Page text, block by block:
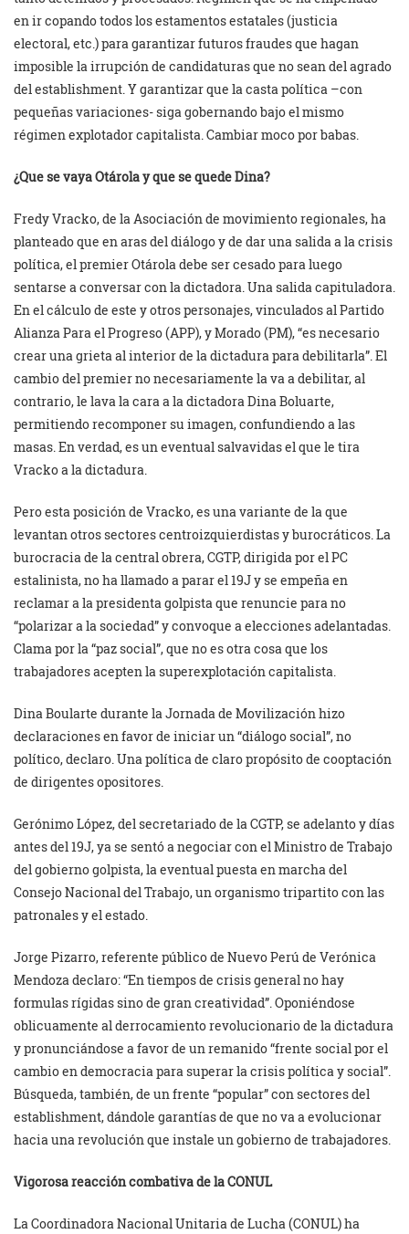
en ir copando todos los estamentos estatales (justicia
electoral, etc.) para garantizar futuros fraudes que hagan
imposible la irrupción de candidaturas que no sean del agrado
del establishment. Y garantizar que la casta política –con
pequeñas variaciones- siga gobernando bajo el mismo
régimen explotador capitalista. Cambiar moco por babas.
¿Que se vaya Otárola y que se quede Dina?
Fredy Vracko, de la Asociación de movimiento regionales, ha
planteado que en aras del diálogo y de dar una salida a la crisis
política, el premier Otárola debe ser cesado para luego
sentarse a conversar con la dictadora. Una salida capituladora.
En el cálculo de este y otros personajes, vinculados al Partido
Alianza Para el Progreso (APP), y Morado (PM), “es necesario
crear una grieta al interior de la dictadura para debilitarla”. El
cambio del premier no necesariamente la va a debilitar, al
contrario, le lava la cara a la dictadora Dina Boluarte,
permitiendo recomponer su imagen, confundiendo a las
masas. En verdad, es un eventual salvavidas el que le tira
Vracko a la dictadura.
Pero esta posición de Vracko, es una variante de la que
levantan otros sectores centroizquierdistas y burocráticos. La
burocracia de la central obrera, CGTP, dirigida por el PC
estalinista, no ha llamado a parar el 19J y se empeña en
reclamar a la presidenta golpista que renuncie para no
“polarizar a la sociedad” y convoque a elecciones adelantadas.
Clama por la “paz social”, que no es otra cosa que los
trabajadores acepten la superexplotación capitalista.
Dina Boularte durante la Jornada de Movilización hizo
declaraciones en favor de iniciar un “diálogo social”, no
político, declaro. Una política de claro propósito de cooptación
de dirigentes opositores.
Gerónimo López, del secretariado de la CGTP, se adelanto y días
antes del 19J, ya se sentó a negociar con el Ministro de Trabajo
del gobierno golpista, la eventual puesta en marcha del
Consejo Nacional del Trabajo, un organismo tripartito con las
patronales y el estado.
Jorge Pizarro, referente público de Nuevo Perú de Verónica
Mendoza declaro: “En tiempos de crisis general no hay
formulas rígidas sino de gran creatividad”. Oponiéndose
oblicuamente al derrocamiento revolucionario de la dictadura
y pronunciándose a favor de un remanido “frente social por el
cambio en democracia para superar la crisis política y social”.
Búsqueda, también, de un frente “popular” con sectores del
establishment, dándole garantías de que no va a evolucionar
hacia una revolución que instale un gobierno de trabajadores.
Vigorosa reacción combativa de la CONUL
La Coordinadora Nacional Unitaria de Lucha (CONUL) ha